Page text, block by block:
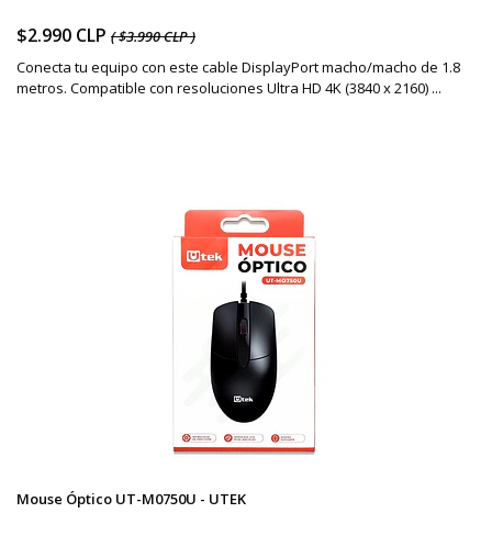
$2.990 CLP ( $3.990 CLP )
Conecta tu equipo con este cable DisplayPort macho/macho de 1.8
metros. Compatible con resoluciones Ultra HD 4K (3840 x 2160) ...
Mouse Óptico UT-M0750U - UTEK